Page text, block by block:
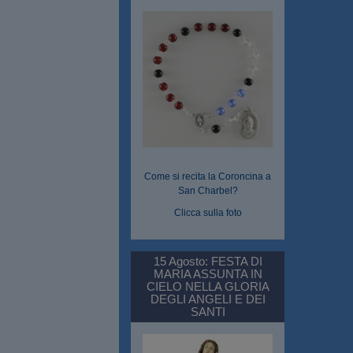
Come si recita la Coroncina a
San Charbel?
Clicca sulla foto
15 Agosto: FESTA DI
MARIA ASSUNTA IN
CIELO NELLA GLORIA
DEGLI ANGELI E DEI
SANTI